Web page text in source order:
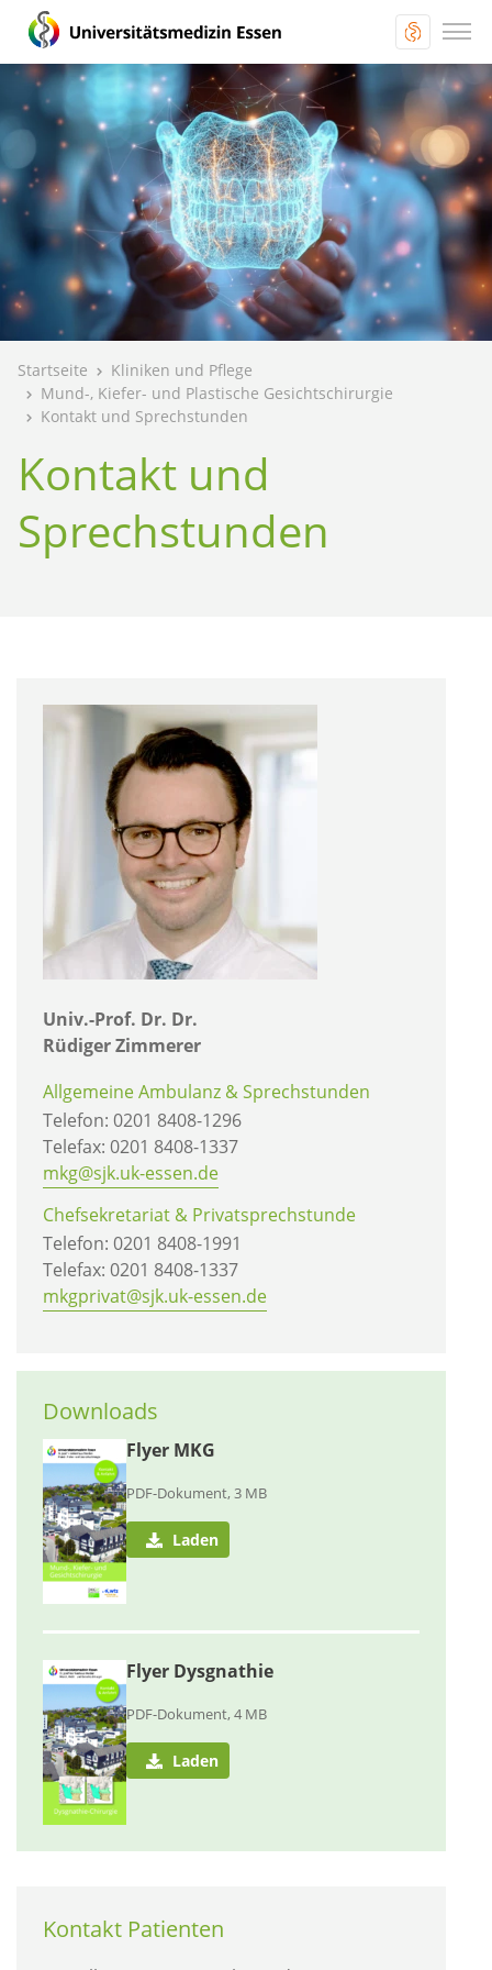
Startseite
Kliniken und Pflege
Mund-, Kiefer- und Plastische Gesichtschirurgie
Kontakt und Sprechstunden
Kontakt und
Sprechstunden
Univ.-Prof. Dr. Dr.
Rüdiger Zimmerer
Allgemeine Ambulanz & Sprechstunden
Telefon: 0201 8408-1296
Telefax: 0201 8408-1337
mkg@sjk.uk-essen.de
Chefsekretariat & Privatsprechstunde
Telefon: 0201 8408-1991
Telefax: 0201 8408-1337
mkgprivat@sjk.uk-essen.de
Downloads
Flyer MKG
PDF-Dokument, 3 MB
Laden
Flyer Dysgnathie
PDF-Dokument, 4 MB
Laden
Kontakt Patienten